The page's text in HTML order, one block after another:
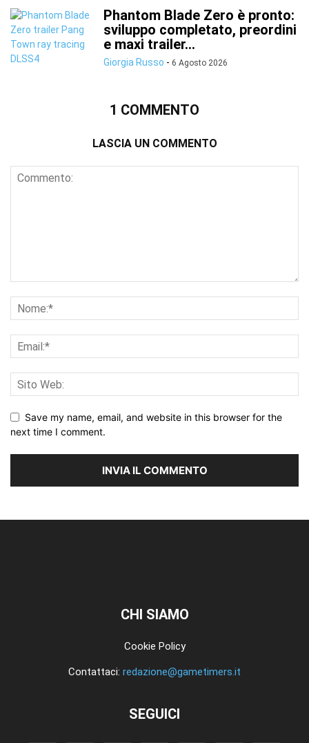
Phantom Blade Zero è pronto:
sviluppo completato, preordini
e maxi trailer...
Giorgia Russo - 6 Agosto 2026
1 COMMENTO
LASCIA UN COMMENTO
Save my name, email, and website in this browser for the
next time I comment.
CHI SIAMO
Cookie Policy
Contattaci: redazione@gametimers.it
SEGUICI